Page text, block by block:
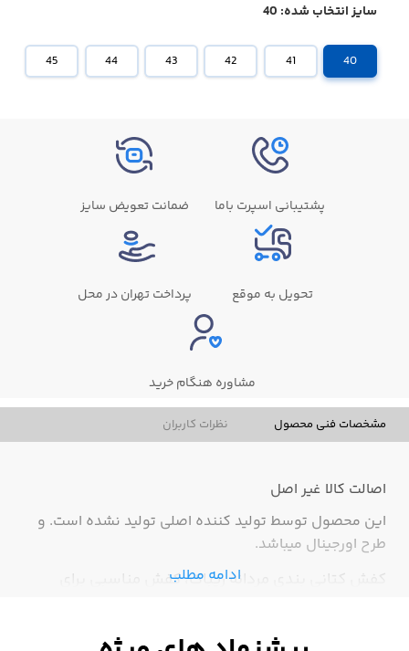
سایز انتخاب شده: 40
40
41
42
43
44
45
پشتیبانی اسپرت باما ضمانت تعویض سایز
تحویل به موقع پرداخت تهران در محل
مشاوره هنگام خرید
مشخصات فنی محصول نظرات کاربران
اصالت کالا غیر اصل
این محصول توسط تولید کننده اصلی تولید نشده است. و
طرح اورجینال میباشد.
کفش کتانی بندی مردانه ریباک، کفش مناسبی برای
راحت و سبک می باشد.
ادامه مطلب